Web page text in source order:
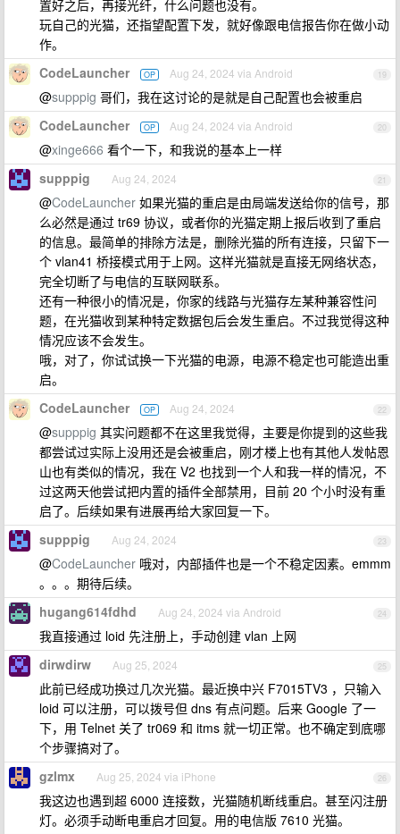
置好之后，再接光纤，什么问题也没有。
玩自己的光猫，还指望配置下发，就好像跟电信报告你在做小动
作。
19
CodeLauncher OP Aug 24, 2024 via Android
@supppig 哥们，我在这讨论的是就是自己配置也会被重启
20
CodeLauncher OP Aug 24, 2024 via Android
@xinge666 看个一下，和我说的基本上一样
21
supppig Aug 24, 2024
@CodeLauncher 如果光猫的重启是由局端发送给你的信号，那
么必然是通过 tr69 协议，或者你的光猫定期上报后收到了重启
的信息。最简单的排除方法是，删除光猫的所有连接，只留下一
个 vlan41 桥接模式用于上网。这样光猫就是直接无网络状态，
完全切断了与电信的互联网联系。
还有一种很小的情况是，你家的线路与光猫存左某种兼容性问
题，在光猫收到某种特定数据包后会发生重启。不过我觉得这种
情况应该不会发生。
哦，对了，你试试换一下光猫的电源，电源不稳定也可能造出重
启。
22
CodeLauncher OP Aug 24, 2024
@supppig 其实问题都不在这里我觉得，主要是你提到的这些我
都尝试过实际上没用还是会被重启，刚才楼上也有其他人发帖恩
山也有类似的情况，我在 V2 也找到一个人和我一样的情况，不
过这两天他尝试把内置的插件全部禁用，目前 20 个小时没有重
启了。后续如果有进展再给大家回复一下。
23
supppig Aug 24, 2024
@CodeLauncher 哦对，内部插件也是一个不稳定因素。emmm
。。。期待后续。
24
hugang614fdhd Aug 24, 2024 via Android
我直接通过 loid 先注册上，手动创建 vlan 上网
25
dirwdirw Aug 25, 2024
此前已经成功换过几次光猫。最近换中兴 F7015TV3 ，只输入
loid 可以注册，可以拨号但 dns 有点问题。后来 Google 了一
下，用 Telnet 关了 tr069 和 itms 就一切正常。也不确定到底哪
个步骤搞对了。
26
gzlmx Aug 25, 2024 via iPhone
我这边也遇到超 6000 连接数，光猫随机断线重启。甚至闪注册
灯。必须手动断电重启才回复。用的电信版 7610 光猫。